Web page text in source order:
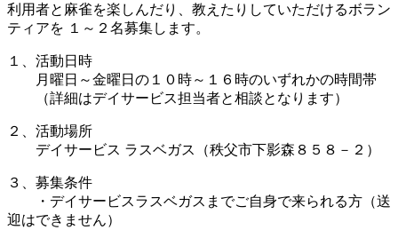
利用者と麻雀を楽しんだり、教えたりしていただけるボラン
ティアを １～２名募集します。
１、活動日時
月曜日～金曜日の１０時～１６時のいずれかの時間帯
（詳細はデイサービス担当者と相談となります）
２、活動場所
デイサービス ラスベガス（秩父市下影森８５８－２）
３、募集条件
・デイサービスラスベガスまでご自身で来られる方（送
迎はできません）